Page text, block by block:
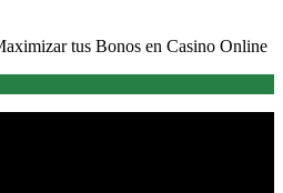
tus Bonos en Casino Online